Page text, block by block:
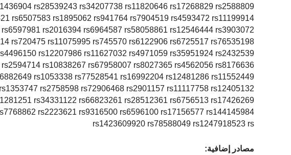
rs28539243 rs34207738 rs11820646 rs17268829 rs2588809
rs6507583 rs1895062 rs941764 rs7904519 rs4593472 rs11199914
rs2016394 rs6964587 rs58058861 rs12546444 rs3903072
rs12207986 rs11627032 rs4971059 rs35951924 rs2432539
rs10838267 rs67958007 rs8027365 rs4562056 rs8176636
rs1053338 rs77528541 rs16992204 rs12481286 rs11552449
rs2758598 rs72906468 rs2901157 rs11117758 rs12405132
rs34331122 rs66823261 rs28512361 rs6756513 rs17426269
rs2223621 rs9316500 rs6596100 rs17156577 rs144145984
rs1423609920 rs78588049 rs1247918523 rs
مصادر إضافية: